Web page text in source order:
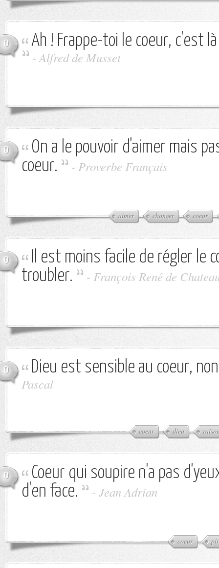
0 Ah ! Frappe-toi le coeur, c'est
-Alfred de Musset
0
On a le pouvoir d'aimer mais
coeur.
- Proverbe Français
aimer changer coeur
0
Il est moins facile de régler le
troubler.
- François René de
0 Dieu est sensible au coeur,
Pascal
coeur dieu
0
Coeur qui soupire n'a pas
d'en face.
- Jean Adrian
coeur